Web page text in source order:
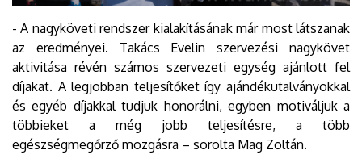
- A nagyköveti rendszer kialakításának már most látszanak
az eredményei. Takács Evelin szervezési nagykövet
aktivitása révén számos szervezeti egység ajánlott fel
díjakat. A legjobban teljesítőket így ajándékutalványokkal
és egyéb díjakkal tudjuk honorálni, egyben motiváljuk a
többieket a még jobb teljesítésre, a több
egészségmegőrző mozgásra – sorolta Mag Zoltán.